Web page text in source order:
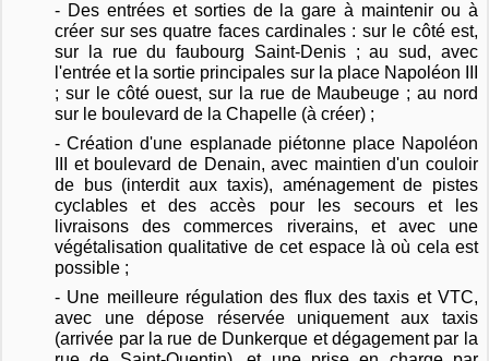
- Des entrées et sorties de la gare à maintenir ou à
créer sur sesquatre faces cardinales : sur le côté est,
sur la rue du faubourg Saint-Denis ; au sud, avec
l'entrée et la sortie principales sur la place Napoléon III
; sur le côté ouest, sur la rue de Maubeuge ; au nord
sur le boulevard de la Chapelle (à créer) ;
- Création d'une esplanade piétonne place Napoléon
III et boulevard de Denain, avec maintien d'un couloir
de bus (interdit aux taxis), aménagement de pistes
cyclables et des accès pour les secours et les
livraisons des commerces riverains, et avec une
végétalisation qualitative de cet espace là où cela est
possible ;
- Une meilleure régulation des flux des taxis et VTC,
avec une dépose réservée uniquement aux taxis
(arrivée par la rue de Dunkerque et dégagement par la